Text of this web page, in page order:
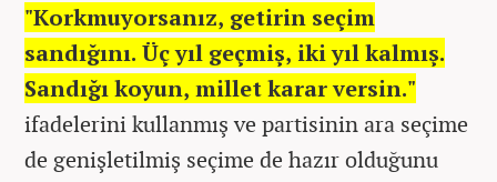
"Korkmuyorsanız, getirin seçim
sandığını. Üç yıl geçmiş, iki yıl kalmış.
Sandığı koyun, millet karar versin."
ifadelerini kullanmış ve partisinin ara seçime
de genişletilmiş seçime de hazır olduğunu